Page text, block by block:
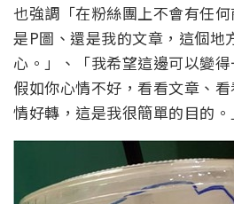
也強調「在粉絲團上不會有任
是P圖、還是我的文章，這個地
心。」、「我希望這邊可以變得
假如你心情不好，看看文章、
情好轉，這是我很簡單的目的。